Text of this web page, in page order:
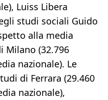
Luiss Libera
studi sociali Guido
alla media
Milano (32.796
nazionale). Le
di Ferrara (29.460
nazionale),